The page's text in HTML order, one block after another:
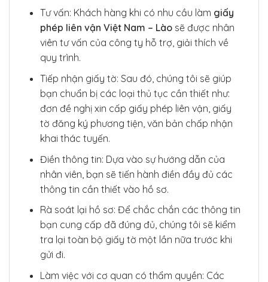
Tư vấn: Khách hàng khi có nhu cầu làm giấy
phép liên vận Việt Nam – Làosẽ được nhân
viên tư vấn của công ty hỗ trợ, giải thích về
quy trình.
Tiếp nhận giấy tờ: Sau đó, chúng tôi sẽ giúp
bạn chuẩn bị các loại thủ tục cần thiết như:
đơn đề nghị xin cấp giấy phép liên vận, giấy
tờ đăng ký phương tiện, văn bản chấp nhận
khai thác tuyến.
Điền thông tin: Dựa vào sự hướng dẫn của
nhân viên, bạn sẽ tiến hành điền đầy đủ các
thông tin cần thiết vào hồ sơ.
Rà soát lại hồ sơ: Để chắc chắn các thông tin
bạn cung cấp đã đúng đủ, chúng tôi sẽ kiểm
tra lại toàn bộ giấy tờ một lần nữa trước khi
gửi đi.
Làm việc với cơ quan có thẩm quyền: Các